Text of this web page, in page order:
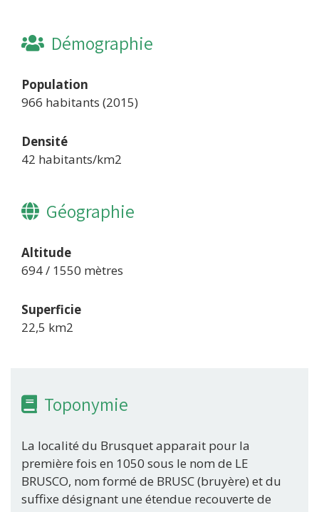
Démographie
Population
966 habitants (2015)
Densité
42 habitants/km2
Géographie
Altitude
694 / 1550 mètres
Superficie
22,5 km2
Toponymie
La localité du Brusquet apparait pour la
première fois en 1050 sous le nom de LE
BRUSCO, nom formé de BRUSC (bruyère) et du
suffixe désignant une étendue recouverte de